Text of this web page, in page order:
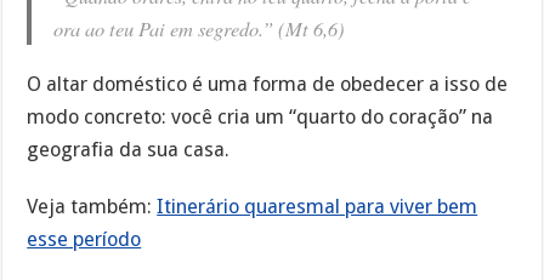
ora ao teu Pai em segredo.” (Mt 6,6)
O altar doméstico é uma forma de obedecer a isso de
modo concreto: você cria um “quarto do coração” na
geografia da sua casa.
Veja também:Itinerário quaresmal para viver bem
esse período